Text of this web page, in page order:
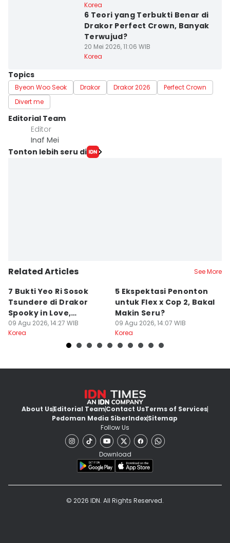
Korea
6 Teori yang Terbukti Benar di
Drakor Perfect Crown, Banyak
Terwujud?
20 Mei 2026, 11:06 WIB
Korea
Topics
Byeon Woo Seok Drakor Drakor 2026
Perfect Crown
Divert me
Editorial Team
Editor
Inaf Mei
Tonton lebih seru di
Related Articles See More
7 Bukti Yeo Ri Sosok
Tsundere di Drakor
Spooky in Love,
Misterius!
09 Agu 2026, 14:27 WIB
Korea
5 Ekspektasi Penonton
untuk Flex x Cop 2, Bakal
Makin Seru?
09 Agu 2026, 14:07 WIB
Korea
About UsEditorial TeamContact UsTerms of Services
Pedoman Media SiberIndexSitemap
Follow Us
Download
© 2026 IDN. All Rights Reserved.